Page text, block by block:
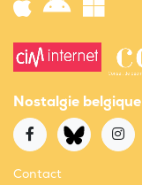
Nostalgie belgique
Contact